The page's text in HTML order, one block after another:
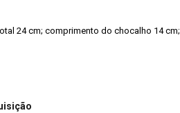
24 cm; comprimento do chocalho 14 cm;